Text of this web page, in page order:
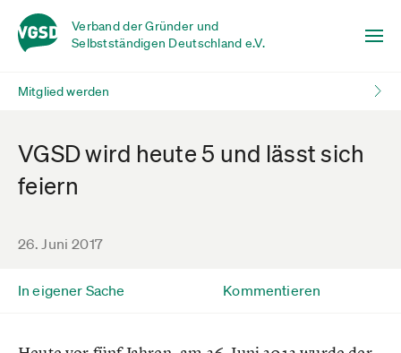
Verband der Gründer und
Selbstständigen Deutschland e.V.
Mitglied werden
VGSD wird heute 5 und lässt sich
feiern
26. Juni 2017
In eigener Sache Kommentieren